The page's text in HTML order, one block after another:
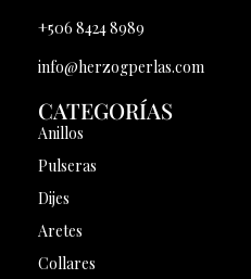
+506 8424 8989
info@herzogperlas.com
CATEGORÍAS
Anillos
Pulseras
Dijes
Aretes
Collares